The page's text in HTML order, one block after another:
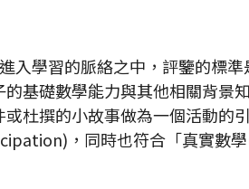
學習的脈絡之中，評鑒的標準
基礎數學能力與其他相關背景
杜撰的小故事做為一個活動的
，同時也符合「真實數